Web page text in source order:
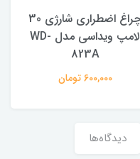
چراغ اضطراری شارژی 30
لامپ ویداسی مدل WD-
823A
600,000 تومان
دیدگاه‌ها